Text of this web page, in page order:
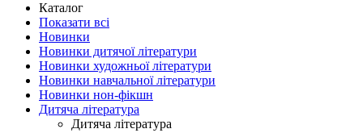
Каталог
Показати всі
Новинки
Новинки дитячої літератури
Новинки художньої літератури
Новинки навчальної літератури
Новинки нон-фікшн
Дитяча література
Дитяча література